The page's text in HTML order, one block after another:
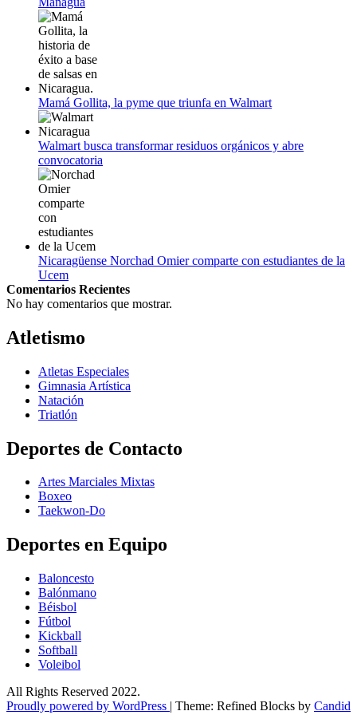
Mamá Gollita, la pyme que triunfa en Walmart
Walmart busca transformar residuos orgánicos y abre
convocatoria
Nicaragüense Norchad Omier comparte con estudiantes de la
Ucem
Comentarios Recientes
No hay comentarios que mostrar.
Atletismo
Atletas Especiales
Gimnasia Artística
Natación​
Triatlón​
Deportes de Contacto
Artes Marciales Mixtas
Boxeo
Taekwon-Do
Deportes en Equipo
Baloncesto
Balónmano
Béisbol
Fútbol
Kickball​
Softball​
Voleibol​
All Rights Reserved 2022.
Proudly powered by WordPress | Theme: Refined Blocks by Candid